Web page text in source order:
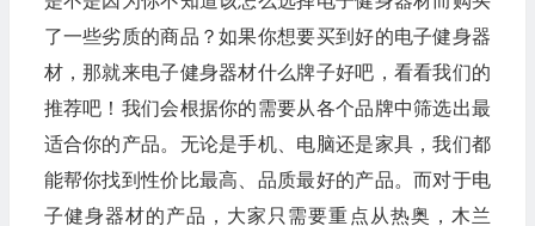
了一些劣质的商品？如果你想要买到好的电子健身器
材，那就来电子健身器材什么牌子好吧，看看我们的
推荐吧！我们会根据你的需要从各个品牌中筛选出最
适合你的产品。无论是手机、电脑还是家具，我们都
能帮你找到性价比最高、品质最好的产品。而对于电
子健身器材的产品，大家只需要重点从热奥，木兰